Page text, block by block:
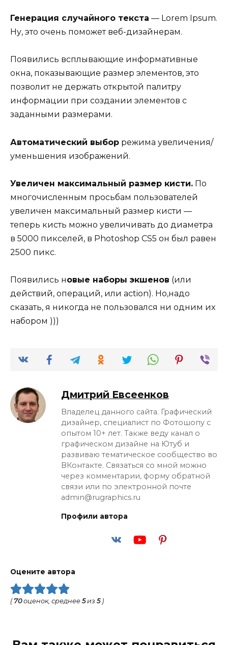
Генерация случайного текста — Lorem Ipsum.
Ну, это очень поможет веб-дизайнерам.
Появились всплывающие информативные
окна, показывающие размер элементов, это
позволит не держать открытой палитру
информации при создании элементов с
заданными размерами.
Автоматический выбор режима увеличения/
уменьшения изображений.
Увеличен максимальный размер кисти. По
многочисленным просьбам пользователей
увеличен максимальный размер кисти —
теперь кисть можно увеличивать до диаметра
в 5000 пикселей, в Photoshop CS5 он был равен
2500 пикс.
Появились новые наборы экшенов (или
действий, операций, или action). Но,надо
сказать, я никогда не пользовался ни одним их
набором )))
Дмитрий Евсеенков
Владелец данного сайта. Графический
дизайнер, специалист по Фотошопу с
опытом 10+ лет. Также веду канал о
графическом дизайне на Ютуб и
развиваю тематическое сообщество во
ВКонтакте. Связаться со мной можно
через комментарии, форму обратной
связи или по электронной почте
admin@rugraphics.ru
Профили автора
Оцените автора
( 70оценок, среднее 5из 5)